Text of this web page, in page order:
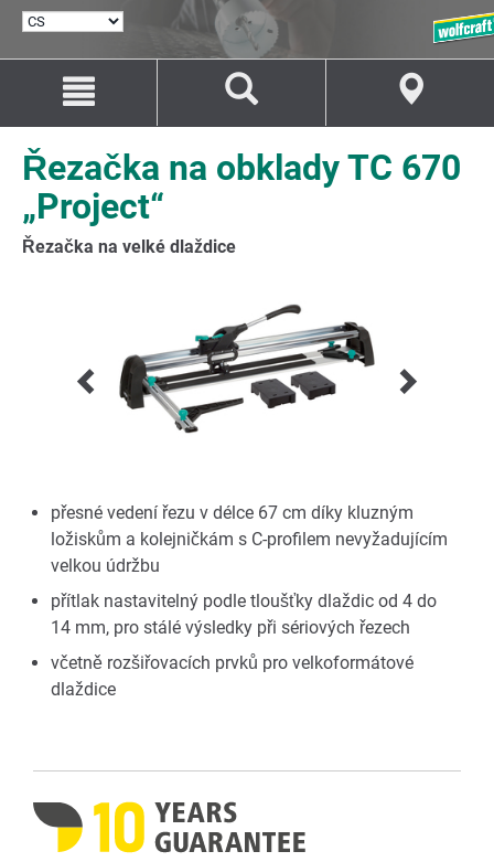
Obsah
Navigaci
Řezačka na obklady TC 670
„Project“
Řezačka na velké dlaždice
přesné vedení řezu v délce 67 cm díky kluzným
ložiskům a kolejničkám s C-profilem nevyžadujícím
velkou údržbu
přítlak nastavitelný podle tloušťky dlaždic od 4 do
14 mm, pro stálé výsledky při sériových řezech
včetně rozšiřovacích prvků pro velkoformátové
dlaždice